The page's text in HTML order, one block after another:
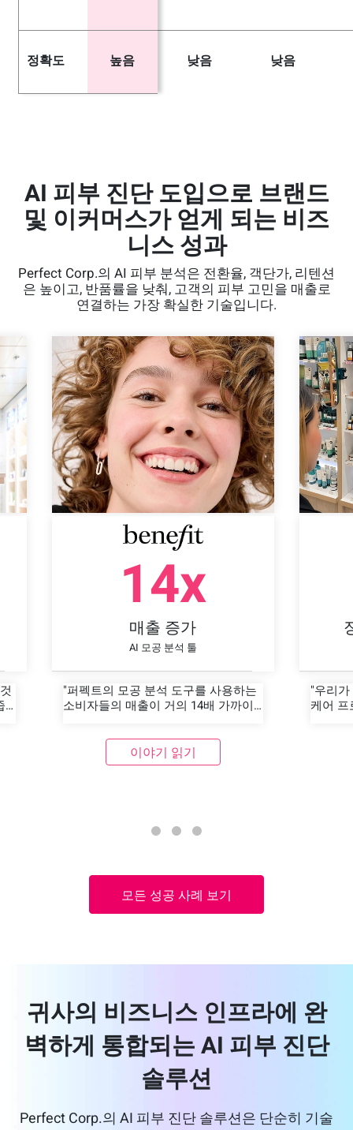
정확도 높음 낮음 낮음
AI 피부 진단 도입으로 브랜드
및 이커머스가 얻게 되는 비즈
니스 성과
Perfect Corp.의 AI 피부 분석은 전환율, 객단가, 리텐션
은 높이고, 반품률을 낮춰, 고객의 피부 고민을 매출로
연결하는 가장 확실한 기술입니다.
14x
매출 증가
AI 모공 분석 툴
"퍼펙트의 모공 분석 도구를 사용하는
소비자들의 매출이 거의 14배 가까이
이야기 읽기
"우리
케어 프
모든 성공 사례 보기
귀사의 비즈니스 인프라에 완
벽하게 통합되는 AI 피부 진단
솔루션
Perfect Corp.의 AI 피부 진단 솔루션은 단순히 기술